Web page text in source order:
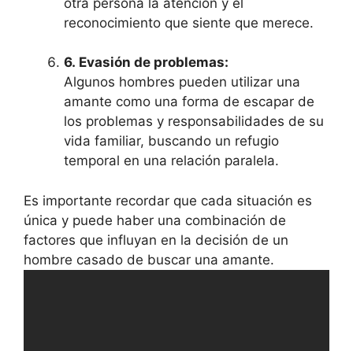
reconocimiento que siente que merece.
6. Evasión de problemas:
Algunos hombres pueden utilizar una
amante como una forma de escapar de
los problemas y responsabilidades de su
vida familiar, buscando un refugio
temporal en una relación paralela.
Es importante recordar que cada situación es
única y puede haber una combinación de
factores que influyan en la decisión de un
hombre casado de buscar una amante.